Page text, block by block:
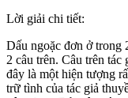
Lời giải chi tiết:
Dấu ngoặc đơn ở trong
2 câu trên. Câu trên tác
đây là một hiện tượng
trữ tình của tác giả